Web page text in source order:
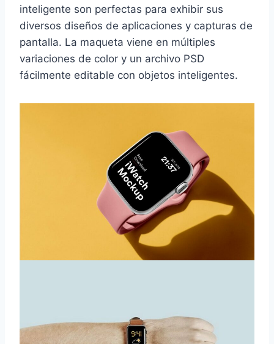
inteligente son perfectas para exhibir sus
diversos diseños de aplicaciones y capturas de
pantalla. La maqueta viene en múltiples
variaciones de color y un archivo PSD
fácilmente editable con objetos inteligentes.